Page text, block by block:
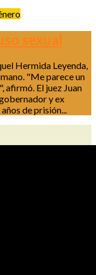
sexual
Hermida Leyenda,
"Me parece un
afirmó. El juez Juan
y ex
de prisión...